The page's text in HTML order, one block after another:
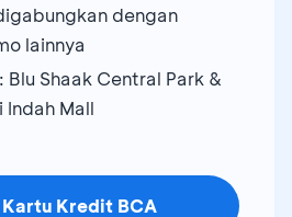
dengan
lainnya
: Blu Shaak Central Park &
Indah Mall
Kredit BCA